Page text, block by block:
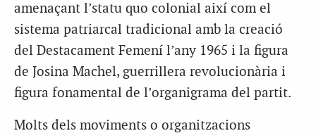
amenaçant l’statu quo colonial així com el
sistema patriarcal tradicional amb la creació
del Destacament Femení l’any 1965 i la figura
de Josina Machel, guerrillera revolucionària i
figura fonamental de l’organigrama del partit.
Molts dels moviments o organitzacions